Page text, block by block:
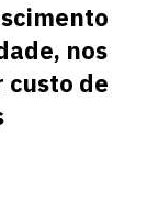
nos
custo de